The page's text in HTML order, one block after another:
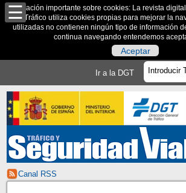
Información importante sobre cookies: La revista
de Tráfico utiliza cookies propias para mejorar la
utilizadas no contienen ningún tipo de información
continua navegando entendemos
Aceptar
Ir a la DGT
Canal RSS